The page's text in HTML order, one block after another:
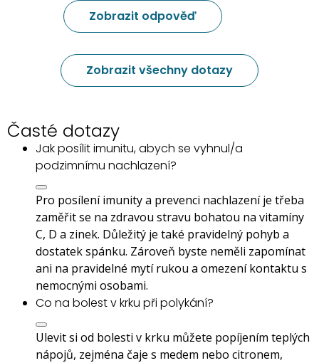
Zobrazit odpověď
Zobrazit všechny dotazy
Časté dotazy
Jak posílit imunitu, abych se vyhnul/a
podzimnímu nachlazení?
Pro posílení imunity a prevenci nachlazení je třeba
zaměřit se na zdravou stravu bohatou na vitamíny
C, D a zinek. Důležitý je také pravidelný pohyb a
dostatek spánku. Zároveň byste neměli zapomínat
ani na pravidelné mytí rukou a omezení kontaktu s
nemocnými osobami.
Co na bolest v krku při polykání?
Ulevit si od bolesti v krku můžete popíjením teplých
nápojů, zejména čaje s medem nebo citronem,